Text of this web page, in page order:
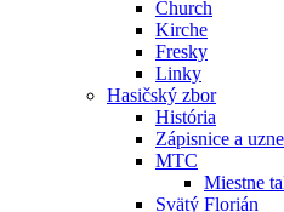
Church
Kirche
Fresky
Linky
Hasičský zbor
História
Zápisnice a
MTC
Miestne
Svätý Florián